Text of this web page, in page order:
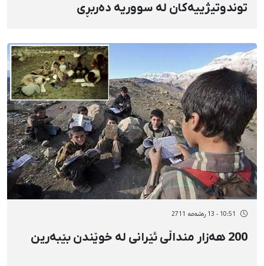
توندوتیژییەكان لە سووریە دەربڕی
10:51 - 13 رەشەمه 2711
200 هەزار منداڵی ئێرانی لە خوێندن بێبەرین